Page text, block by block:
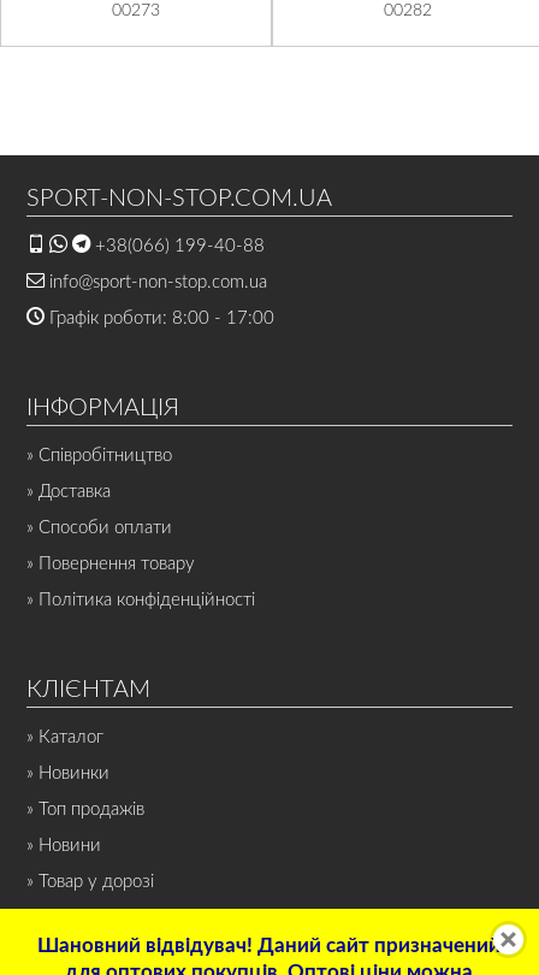
00273
00282
SPORT-NON-STOP.COM.UA
+38(066) 199-40-88
info@sport-non-stop.com.ua
Графік роботи: 8:00 - 17:00
ІНФОРМАЦІЯ
» Співробітництво
» Доставка
» Способи оплати
» Повернення товару
» Політика конфіденційності
КЛІЄНТАМ
» Каталог
» Новинки
» Топ продажів
» Новини
» Товар у дорозі
Шановний відвідувач! Даний сайт призначений